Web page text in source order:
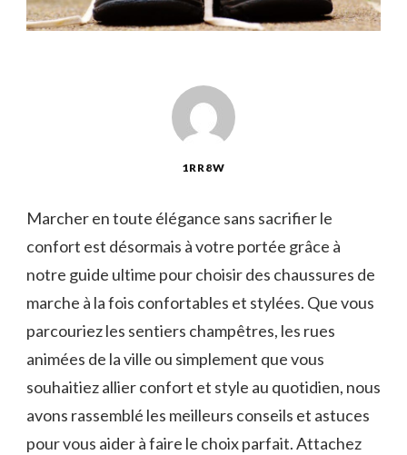
1RR8W
Marcher en toute élégance sans sacrifier le
confort est⁣ désormais ‌à votre portée grâce à
notre guide ultime pour‍ choisir⁤ des‌ chaussures ⁣de
marche à ‌la fois confortables et stylées. Que vous
parcouriez les sentiers‍ champêtres, les‌ rues
animées de la ville ou⁤ simplement que vous
souhaitiez allier confort et style au quotidien, nous
avons rassemblé les meilleurs conseils et ⁣astuces
pour vous aider à ‍faire ‍le ‍choix parfait. Attachez